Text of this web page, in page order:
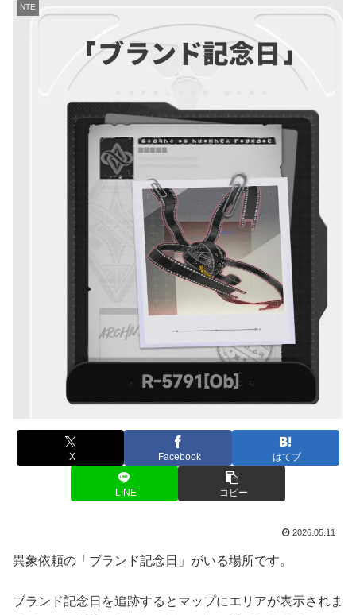
NTE
X Facebook はてブ
LINE コピー
2026.05.11
異象依頼の「ブランド記念日」がいる場所です。
ブランド記念日を追跡するとマップにエリアが表示されま